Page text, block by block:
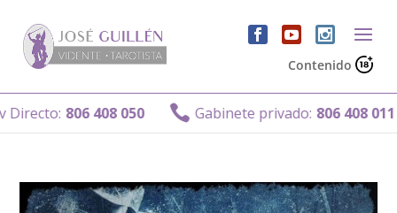
Contenido
806 408 050  Gabinete privado: 806 408 011